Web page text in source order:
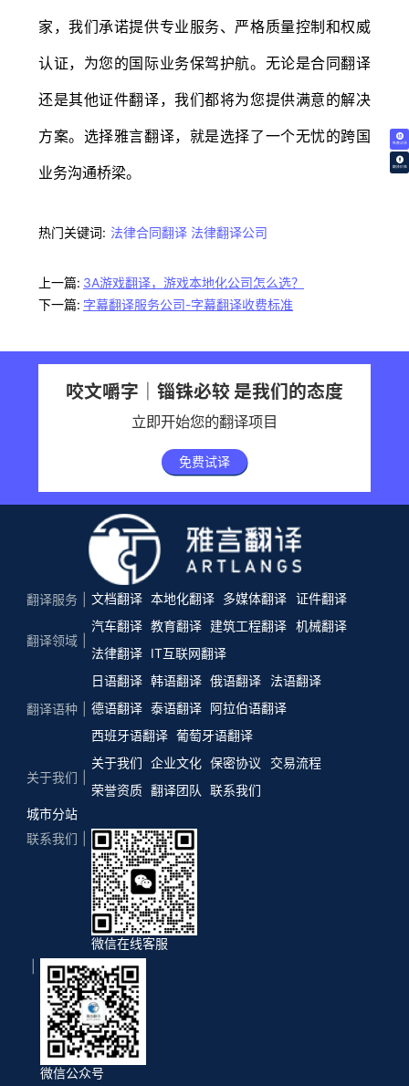
免费试译
翻译价格
家，我们承诺提供专业服务、严格质量控制和权威
认证，为您的国际业务保驾护航。无论是合同翻译
还是其他证件翻译，我们都将为您提供满意的解决
方案。选择雅言翻译，就是选择了一个无忧的跨国
业务沟通桥梁。
热门关键词: 法律合同翻译 法律翻译公司
上一篇: 3A游戏翻译，游戏本地化公司怎么选？
下一篇: 字幕翻译服务公司-字幕翻译收费标准
咬文嚼字｜锱铢必较 是我们的态度
立即开始您的翻译项目
免费试译
翻译服务 文档翻译 本地化翻译 多媒体翻译 证件翻译
翻译领域
汽车翻译 教育翻译 建筑工程翻译 机械翻译
法律翻译
IT互联网翻译
翻译语种
日语翻译 韩语翻译 俄语翻译
法语翻译
德语翻译 泰语翻译 阿拉伯语翻译
西班牙语翻译 葡萄牙语翻译
关于我们
关于我们 企业文化 保密协议
交易流程
荣誉资质 翻译团队
联系我们
城市分站
联系我们
微信在线客服
微信公众号